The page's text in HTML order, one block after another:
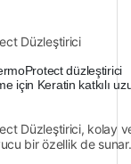
Düzleştirici
düzleştirici
için Keratin katkılı
Düzleştirici, kolay ve
bir özellik de